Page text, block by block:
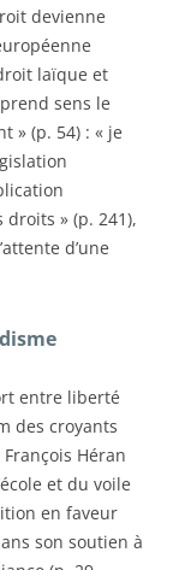
devienne
laïque et
sens le
» (p. 54) : « je
» (p. 241),
d’une
entre liberté
des croyants
Héran
et du voile
en faveur
son soutien à